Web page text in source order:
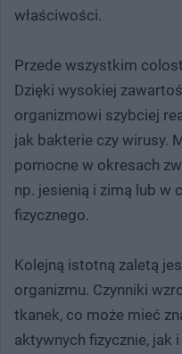
właściwości.
Przede wszystkim
Dzięki wysokiej
organizmowi szybciej
jak bakterie czy wirusy.
pomocne w okresach
np. jesienią i zimą lub w
fizycznego.
Kolejną istotną zaletą
organizmu. Czynniki
tkanek, co może mieć
aktywnych fizycznie, jak